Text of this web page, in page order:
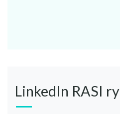
LinkedIn RASI ry